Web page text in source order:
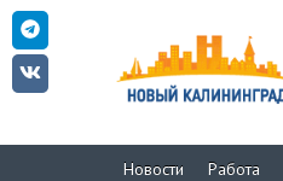
Новости Работа